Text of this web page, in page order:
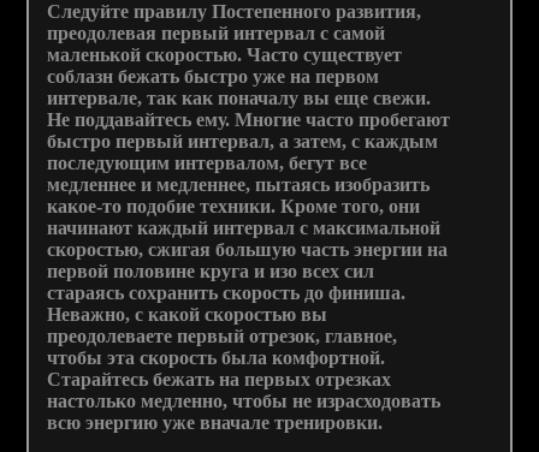
Следуйте правилу Постепенного развития,
преодолевая первый интервал с самой
маленькой скоростью. Часто существует
соблазн бежать быстро уже на первом
интервале, так как поначалу вы еще свежи.
Не поддавайтесь ему. Многие часто пробегают
быстро первый интервал, а затем, с каждым
последующим интервалом, бегут все
медленнее и медленнее, пытаясь изобразить
какое-то подобие техники. Кроме того, они
начинают каждый интервал с максимальной
скоростью, сжигая большую часть энергии на
первой половине круга и изо всех сил
стараясь сохранить скорость до финиша.
Неважно, с какой скоростью вы
преодолеваете первый отрезок, главное,
чтобы эта скорость была комфортной.
Старайтесь бежать на первых отрезках
настолько медленно, чтобы не израсходовать
всю энергию уже вначале тренировки.